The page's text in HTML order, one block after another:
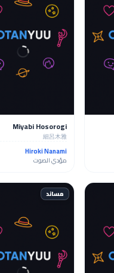
Miyabi Hosorogi
細呂木雅
Hiroki Nanami
مؤدي الصوت
مساند